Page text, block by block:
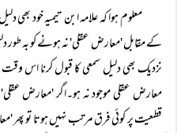
معلوم ہوا کہ علامہ ابن تیمیہ خود
کے مقابل 'معارض عقلی' نہ ہونے کو بہ
نزدیک بھی دلیل سمعی کا قبول کرنا اس
معارض عقلی موجود نہ ہو۔اگر 'معارض
قطعیت پر کوئی فرق مرتب نہیں ہوتا تو